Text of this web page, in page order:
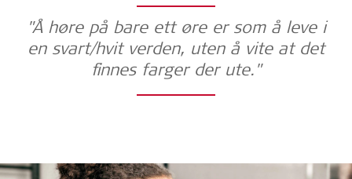
"Å høre på bare ett øre er som å leve i
en svart/hvit verden, uten å vite at det
finnes farger der ute."